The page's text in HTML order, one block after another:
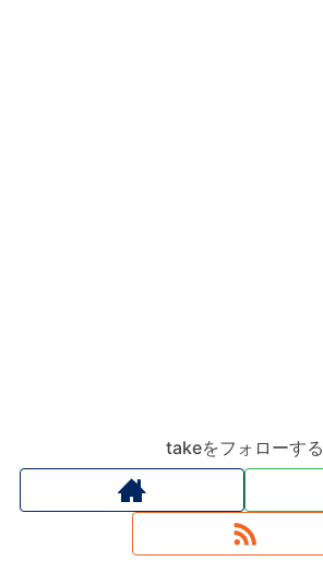
takeをフォローする